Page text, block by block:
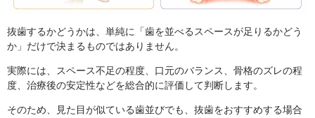
抜歯するかどうかは、単純に「歯を並べるスペースが足りるかどう
か」だけで決まるものではありません。
実際には、スペース不足の程度、口元のバランス、骨格のズレの程
度、治療後の安定性などを総合的に評価して判断します。
そのため、見た目が似ている歯並びでも、抜歯をおすすめする場合